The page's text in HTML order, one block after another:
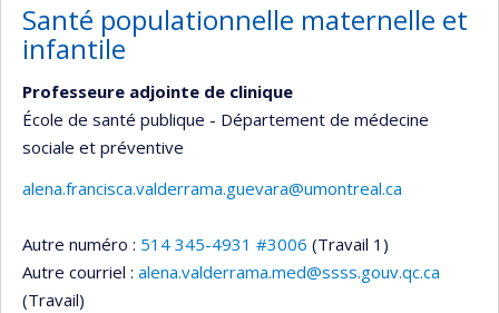
Santé populationnelle maternelle et
infantile
Professeure adjointe de clinique
École de santé publique - Département de médecine
sociale et préventive
alena.francisca.valderrama.guevara@umontreal.ca
Autre numéro : 514 345-4931 #3006 (Travail 1)
Autre courriel : alena.valderrama.med@ssss.gouv.qc.ca
(Travail)